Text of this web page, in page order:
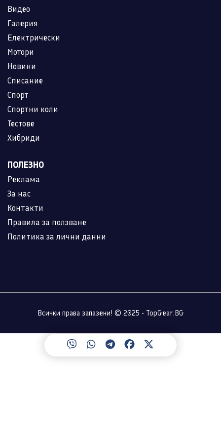
Видео
Галерия
Електрически
Мотори
Новини
Списание
Спорт
Спортни коли
Тестове
Хибриди
ПОЛЕЗНО
Реклама
За нас
Контакти
Правила за ползване
Политика за лични данни
Всички права запазени! © 2025 - TopGear.BG